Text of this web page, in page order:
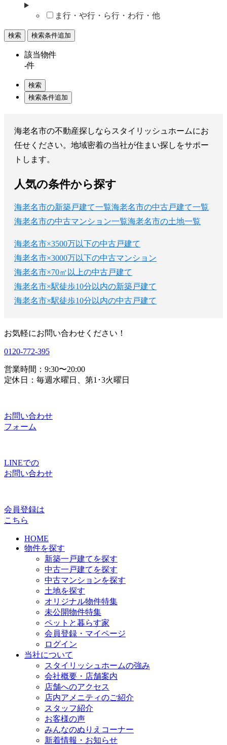
ま行・や行・ら行・わ行・他
該当物件
-件
海老名市の不動産探しならスタイリッシュホームにお
任せください。地域密着の当社が住まい探しをサポー
トします。
人気の条件から探す
海老名市の新築戸建て一覧海老名市の中古戸建て一覧
海老名市の中古マンション一覧海老名市の土地一覧
海老名市×3500万以下の中古戸建て
海老名市×3000万以下の中古マンション
海老名市×70㎡以上の中古戸建て
海老名市×駅徒歩10分以内の新築戸建て
海老名市×駅徒歩10分以内の中古戸建て
お気軽にお問い合わせください！
0120-772-395
営業時間：9:30〜20:00
定休日：毎週水曜日、第1･3火曜日
お問い合わせ
フォーム
LINEでの
お問い合わせ
会員登録は
こちら
HOME
物件を探す
新築一戸建てを探す
中古一戸建てを探す
中古マンションを探す
土地を探す
オリジナル物件特集
未公開物件特集
ペットと暮らす家
会員登録・マイページ
ログイン
当社について
スタイリッシュホームの強み
会社概要・店舗案内
店舗へのアクセス
店内アメニティのご紹介
スタッフ紹介
お客様の声
みんなのぬりえコーナー
新着情報・お知らせ